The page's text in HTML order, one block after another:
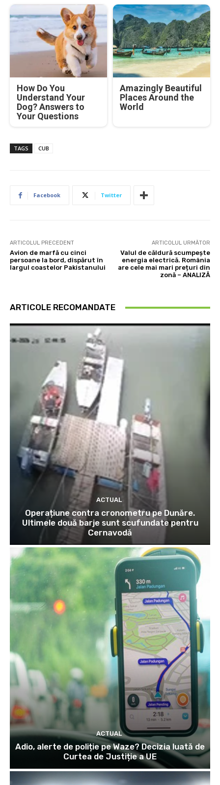
How Do You
Understand Your
Dog? Answers to
Your Questions
Amazingly Beautiful
Places Around the
World
TAGS CUB
Facebook Twitter
ARTICOLUL PRECEDENT
Avion de marfă cu cinci
persoane la bord, dispărut în
largul coastelor Pakistanului
ARTICOLUL URMĂTOR
Valul de căldură scumpește
energia electrică. România
are cele mai mari prețuri din
zonă – ANALIZĂ
ARTICOLE RECOMANDATE
ACTUAL
Operațiune contra cronometru pe Dunăre.
Ultimele două barje sunt scufundate pentru
Cernavodă
ACTUAL
Adio, alerte de poliție pe Waze? Decizia luată de
Curtea de Justiție a UE